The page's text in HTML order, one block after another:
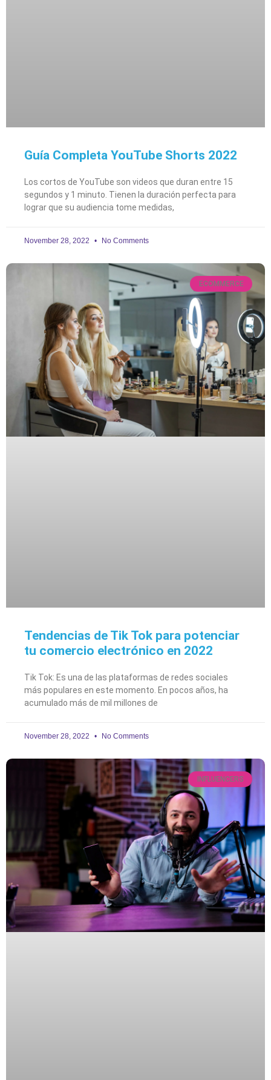
Guía Completa YouTube Shorts 2022
Los cortos de YouTube son videos que duran entre 15
segundos y 1 minuto. Tienen la duración perfecta para
lograr que su audiencia tome medidas,
November 28, 2022 No Comments
ECOMMERCE
Tendencias de Tik Tok para potenciar
tu comercio electrónico en 2022
Tik Tok: Es una de las plataformas de redes sociales
más populares en este momento. En pocos años, ha
acumulado más de mil millones de
November 28, 2022 No Comments
INFLUENCERS